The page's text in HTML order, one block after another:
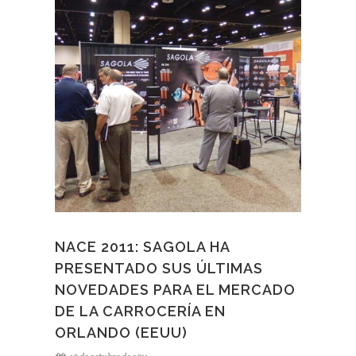
NACE 2011: SAGOLA HA
PRESENTADO SUS ÚLTIMAS
NOVEDADES PARA EL MERCADO
DE LA CARROCERÍA EN
ORLANDO (EEUU)
10 de octubre de 2011